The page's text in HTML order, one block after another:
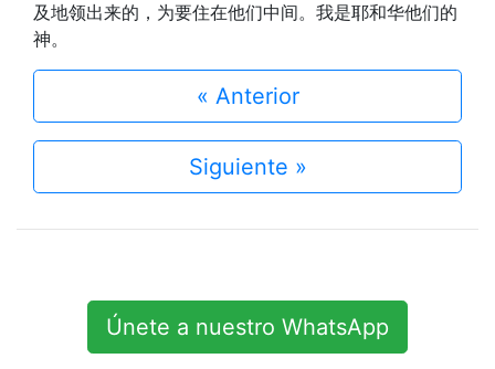
及地领出来的，为要住在他们中间。我是耶和华他们的
神。
« Anterior
Siguiente »
Únete a nuestro WhatsApp